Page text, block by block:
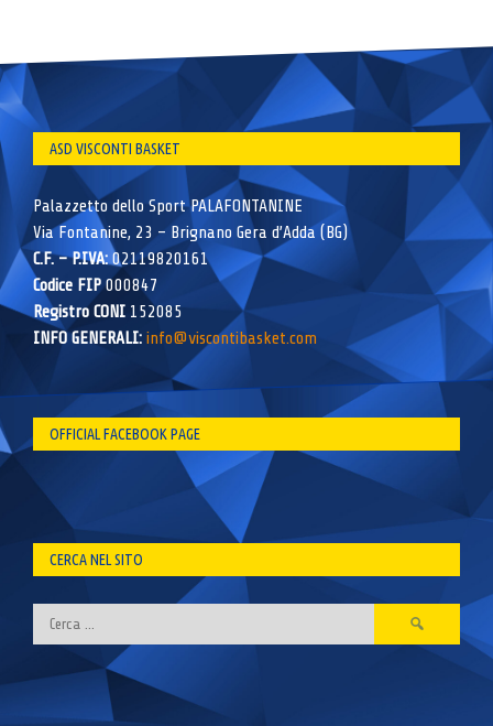
ASD VISCONTI BASKET
Palazzetto dello Sport PALAFONTANINE
Via Fontanine, 23 – Brignano Gera d’Adda (BG)
C.F. – P.IVA:02119820161
Codice FIP000847
Registro CONI 152085
INFO GENERALI: info@viscontibasket.com
OFFICIAL FACEBOOK PAGE
CERCA NEL SITO
Ricerca
per: